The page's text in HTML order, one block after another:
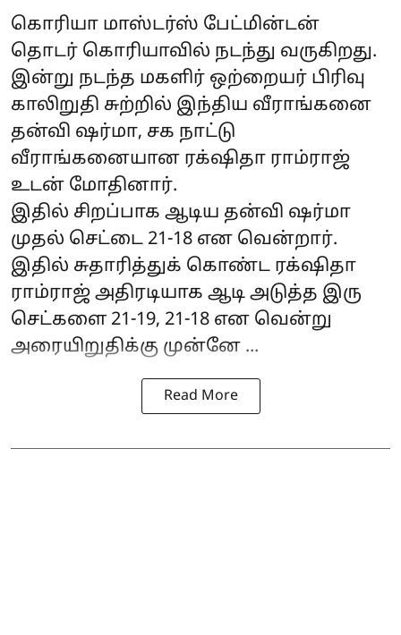
கொரியா மாஸ்டர்ஸ் பேட்மின்டன்
தொடர் கொரியாவில் நடந்து வருகிறது.
இன்று நடந்த மகளிர் ஒற்றையர் பிரிவு
காலிறுதி சுற்றில் இந்திய வீராங்கனை
தன்வி ஷர்மா, சக நாட்டு
வீராங்கனையான ரக்‌ஷிதா ராம்ராஜ்
உடன் மோதினார்.
இதில் சிறப்பாக ஆடிய தன்வி ஷர்மா
முதல் செட்டை 21-18 என வென்றார்.
இதில் சுதாரித்துக் கொண்ட ரக்‌ஷிதா
ராம்ராஜ் அதிரடியாக ஆடி அடுத்த இரு
செட்களை 21-19, 21-18 என வென்று
அரையிறுதிக்கு முன்னே ...
Read More